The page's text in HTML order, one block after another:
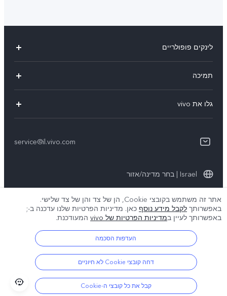
לינקים פופולריים
Y36
Y76 5G
Y22s
תמיכה
עדכון מערכת
תקנון שירות
גלו את vivo
אודותינו
תנאי הפרטיות של vivo
service@il.vivo.com
Israel | בחר מדינה/אזור
© 2026 vivo Mobile Communication Co., Ltd. כל הזכויות שמורות.
תמיכת פרטיות
הגדרת קובצי Cookie
אתר זה משתמש בקובצי Cookie, הן של צד והן של צד שלישי.
באפשרותך לקבל מידע נוסף כאן. מדיניות הפרטיות שלנו עדכנה ב-;
באפשרותך לעיין במדיניות הפרטיות של vivo המעודכנת.
העדפות הסכמה
דחה קובצי Cookie לא חיוניים
קבל את כל קובצי ה-Cookie